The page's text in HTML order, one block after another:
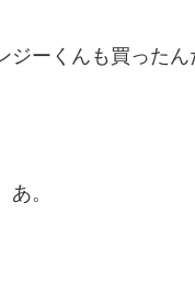
ジーくんも買ったん
あ。